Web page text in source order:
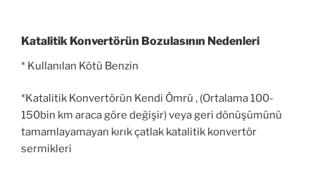
Katalitik Konvertörün Bozulasının Nedenleri
* Kullanılan Kötü Benzin
*Katalitik Konvertörün Kendi Ömrü , (Ortalama 100-
150bin km araca göre değişir) veya geri dönüşümünü
tamamlayamayan kırık çatlak katalitik konvertör
sermikleri